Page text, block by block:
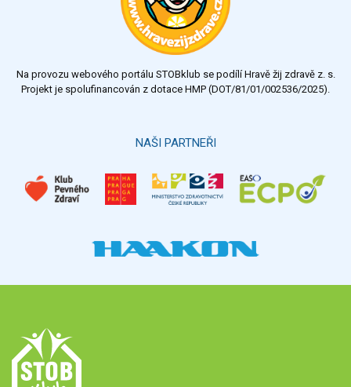
Na provozu webového portálu STOBklub se podílí Hravě žij zdravě z. s.
Projekt je spolufinancován z dotace HMP (DOT/81/01/002536/2025).
NAŠI PARTNEŘI